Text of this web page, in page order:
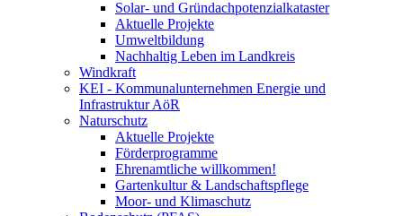
Solar- und Gründachpotenzialkataster
Aktuelle Projekte
Umweltbildung
Nachhaltig Leben im Landkreis
Windkraft
KEI - Kommunalunternehmen Energie und
Infrastruktur AöR
Naturschutz
Aktuelle Projekte
Förderprogramme
Ehrenamtliche willkommen!
Gartenkultur & Landschaftspflege
Moor- und Klimaschutz